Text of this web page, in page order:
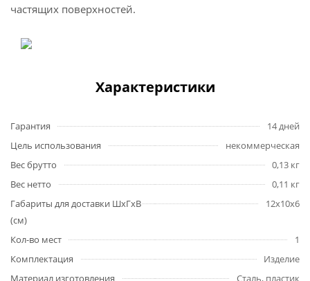
частящих поверхностей.
Характеристики
Гарантия
14 дней
Цель использования
некоммерческая
Вес брутто
0,13 кг
Вес нетто
0,11 кг
Габариты для доставки ШхГхВ
(см)
12x10x6
Кол-во мест
1
Комплектация
Изделие
Материал изготовления
Сталь, пластик